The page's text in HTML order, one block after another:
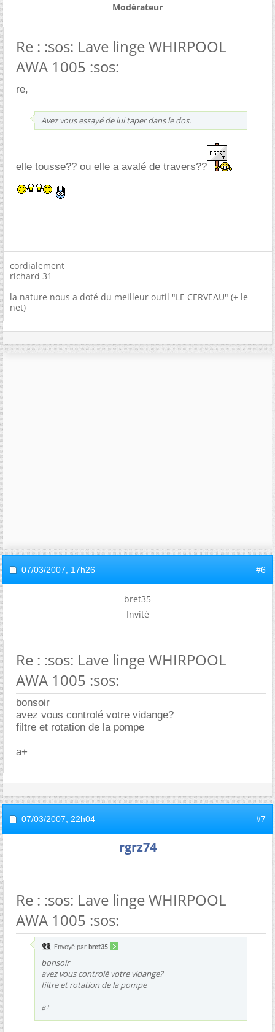
Modérateur
Re : :sos: Lave linge WHIRPOOL
AWA 1005 :sos:
re,
Avez vous essayé de lui taper dans le dos.
elle tousse?? ou elle a avalé de travers??
cordialement
richard 31
la nature nous a doté du meilleur outil "LE CERVEAU" (+ le
net)
07/03/2007, 17h26 #6
bret35
Invité
Re : :sos: Lave linge WHIRPOOL
AWA 1005 :sos:
bonsoir
avez vous controlé votre vidange?
filtre et rotation de la pompe
a+
07/03/2007, 22h04 #7
rgrz74
Re : :sos: Lave linge WHIRPOOL
AWA 1005 :sos:
Envoyé par bret35
bonsoir
avez vous controlé votre vidange?
filtre et rotation de la pompe
a+